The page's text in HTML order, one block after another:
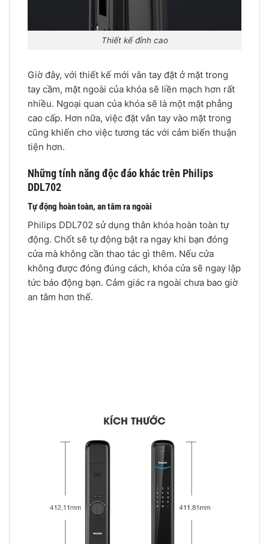
Thiết kế đỉnh cao
Giờ đây, với thiết kế mới vân tay đặt ở mặt trong
tay cầm, mặt ngoài của khóa sẽ liền mạch hơn rất
nhiều. Ngoại quan của khóa sẽ là một mặt phẳng
cao cấp. Hơn nữa, việc đặt vân tay vào mặt trong
cũng khiến cho việc tương tác với cảm biến thuận
tiện hơn.
Những tính năng độc đáo khác trên Philips
DDL702
Tự động hoàn toàn, an tâm ra ngoài
Philips DDL702 sử dụng thân khóa hoàn toàn tự
động. Chốt sẽ tự động bật ra ngay khi bạn đóng
cửa mà không cần thao tác gì thêm. Nếu cửa
không được đóng đúng cách, khóa cửa sẽ ngay lập
tức báo động bạn. Cảm giác ra ngoài chưa bao giờ
an tâm hơn thế.